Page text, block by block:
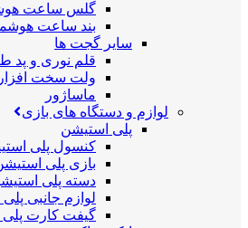
گلس ساعت
بند ساعت
سایر گجت ها
قلم نوری و پد
ولت سخت
ماساژور
لوازم و دستگاه های بازی
پلی استیشن
کنسول پلی
بازی پلی
دسته پلی
لوازم جانبی
گیفت کارت